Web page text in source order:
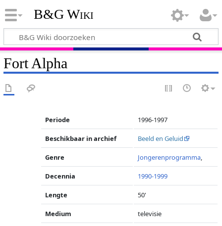
B&G Wiki
Fort Alpha
Periode 1996-1997
Beschikbaar in archief Beeld en Geluid
Genre Jongerenprogramma,
Decennia 1990-1999
Lengte 50'
Medium televisie